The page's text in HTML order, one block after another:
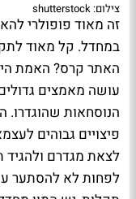
צילום: shutterstock
זה מאוד פופולרי
במחדל. קל מאוד
האתר קרס? האמת
עושה מאמצים
הנוסחאות שהוגדרו.
פיצויים גבוהים
לצאת מגדרם ולהגיד
לפחות לא להסתער